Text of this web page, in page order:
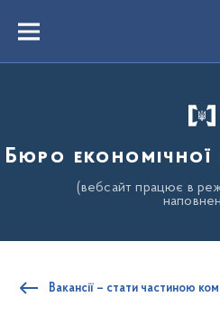
вмістуMenu
Бюро економічної
(вебсайт працює в
Вакансії – стати частиною